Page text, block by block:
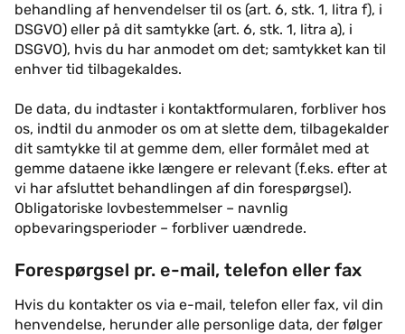
behandling af henvendelser til os (art. 6, stk. 1, litra f), i
DSGVO) eller på dit samtykke (art. 6, stk. 1, litra a), i
DSGVO), hvis du har anmodet om det; samtykket kan til
enhver tid tilbagekaldes.
De data, du indtaster i kontaktformularen, forbliver hos
os, indtil du anmoder os om at slette dem, tilbagekalder
dit samtykke til at gemme dem, eller formålet med at
gemme dataene ikke længere er relevant (f.eks. efter at
vi har afsluttet behandlingen af din forespørgsel).
Obligatoriske lovbestemmelser – navnlig
opbevaringsperioder – forbliver uændrede.
Forespørgsel pr. e-mail, telefon eller fax
Hvis du kontakter os via e-mail, telefon eller fax, vil din
henvendelse, herunder alle personlige data, der følger